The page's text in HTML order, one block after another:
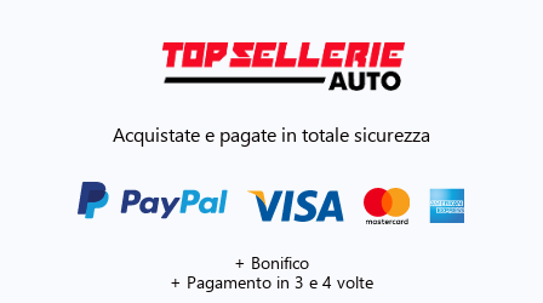
Acquistate e pagate in totale sicurezza
+ Bonifico
+ Pagamento in 3 e 4 volte